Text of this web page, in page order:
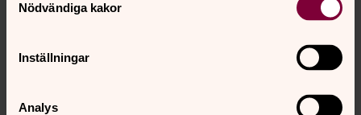
Nödvändiga kakor
Inställningar
Analys
innehåll?
Dela